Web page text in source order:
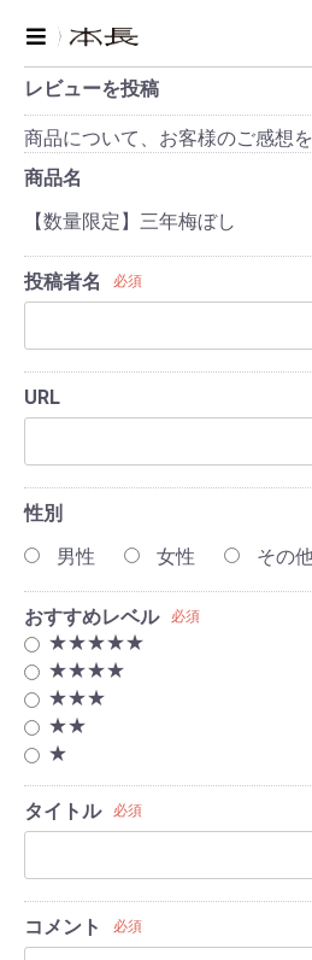
レビューを投稿
商品について、お客様のご感想
商品名
【数量限定】三年梅ぼし
投稿者名 必須
URL
性別
男性
女性 その
おすすめレベル 必須
★★★★★
★★★★
★★★
★★
★
タイトル 必須
コメント 必須